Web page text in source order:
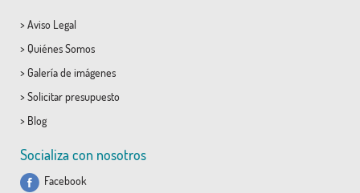
> Aviso Legal
> Quiénes Somos
> Galería de imágenes
> Solicitar presupuesto
> Blog
Socializa con nosotros
Facebook